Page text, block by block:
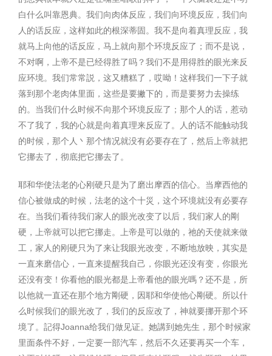
白什么叫靠恩典。我们向肉体反应，我们向环境反应，我们向
人的话反应，这样如此的根深蒂固。我不是向着真理反应，我
就马上向他的话反应，马上就向那个环境反应了；而不是说，
不对啊，上帝不是已经得胜了吗？我们不是用得胜的眼光来反
应环境。我们常常説，这又糟糕了，哎呦！这样我们一下子就
落到那个老肉体里面，这些是要撇下的，而是要努力去操练
的。当我们什么时候不向那个环境反应了；那个人的话，惹动
不了我了，我的心就是向着真理来反应了。人的话不能触动我
的时候，那个人丶那个情况就没有必要存在了，然后上帝就把
它挪去了，彻底把它挪去了。
耶和华使法老的心刚硬只是为了磨出摩西的信心。当摩西他的
信心被做成的时候，法老的这个十災，这个环境就没有必要存
在。当我们看待我们家人的眼光改变了以后，我们家人的剛
硬，上帝就可以把它挪走。上帝是可以做的，祂的天使就来做
工，家人的刚硬只为了来让我眼光改变，不断地放映，其实是
一直来磨信心，一直来提醒我自己，你眼光还没有变，你眼光
还没有变！你看他的眼光都是上帝看他的眼光嗎？还不是，所
以他就一直还在那个地方剛硬，因耶和华使他心剛硬。所以什
么时候我们的眼光改了，我们的反应改了，神就要挪开那个环
境了。記得Joanna给我们做见证。她講到她先生，那个时候家
里面条件不好，一定要一部汽车，然后不久还要再买一个车，